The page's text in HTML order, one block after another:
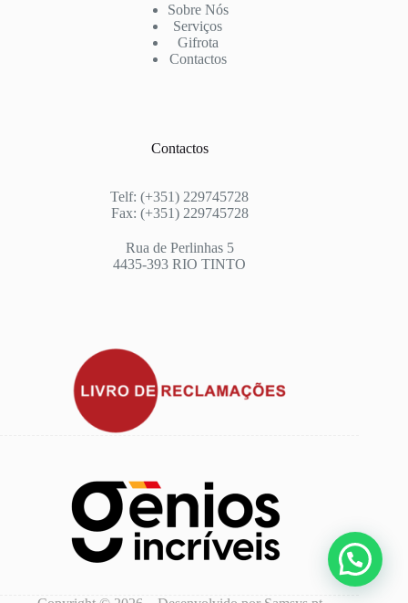
Sobre Nós
Serviços
Gifrota
Contactos
Contactos
Telf: (+351) 229745728
Fax: (+351) 229745728
Rua de Perlinhas 5
4435-393 RIO TINTO